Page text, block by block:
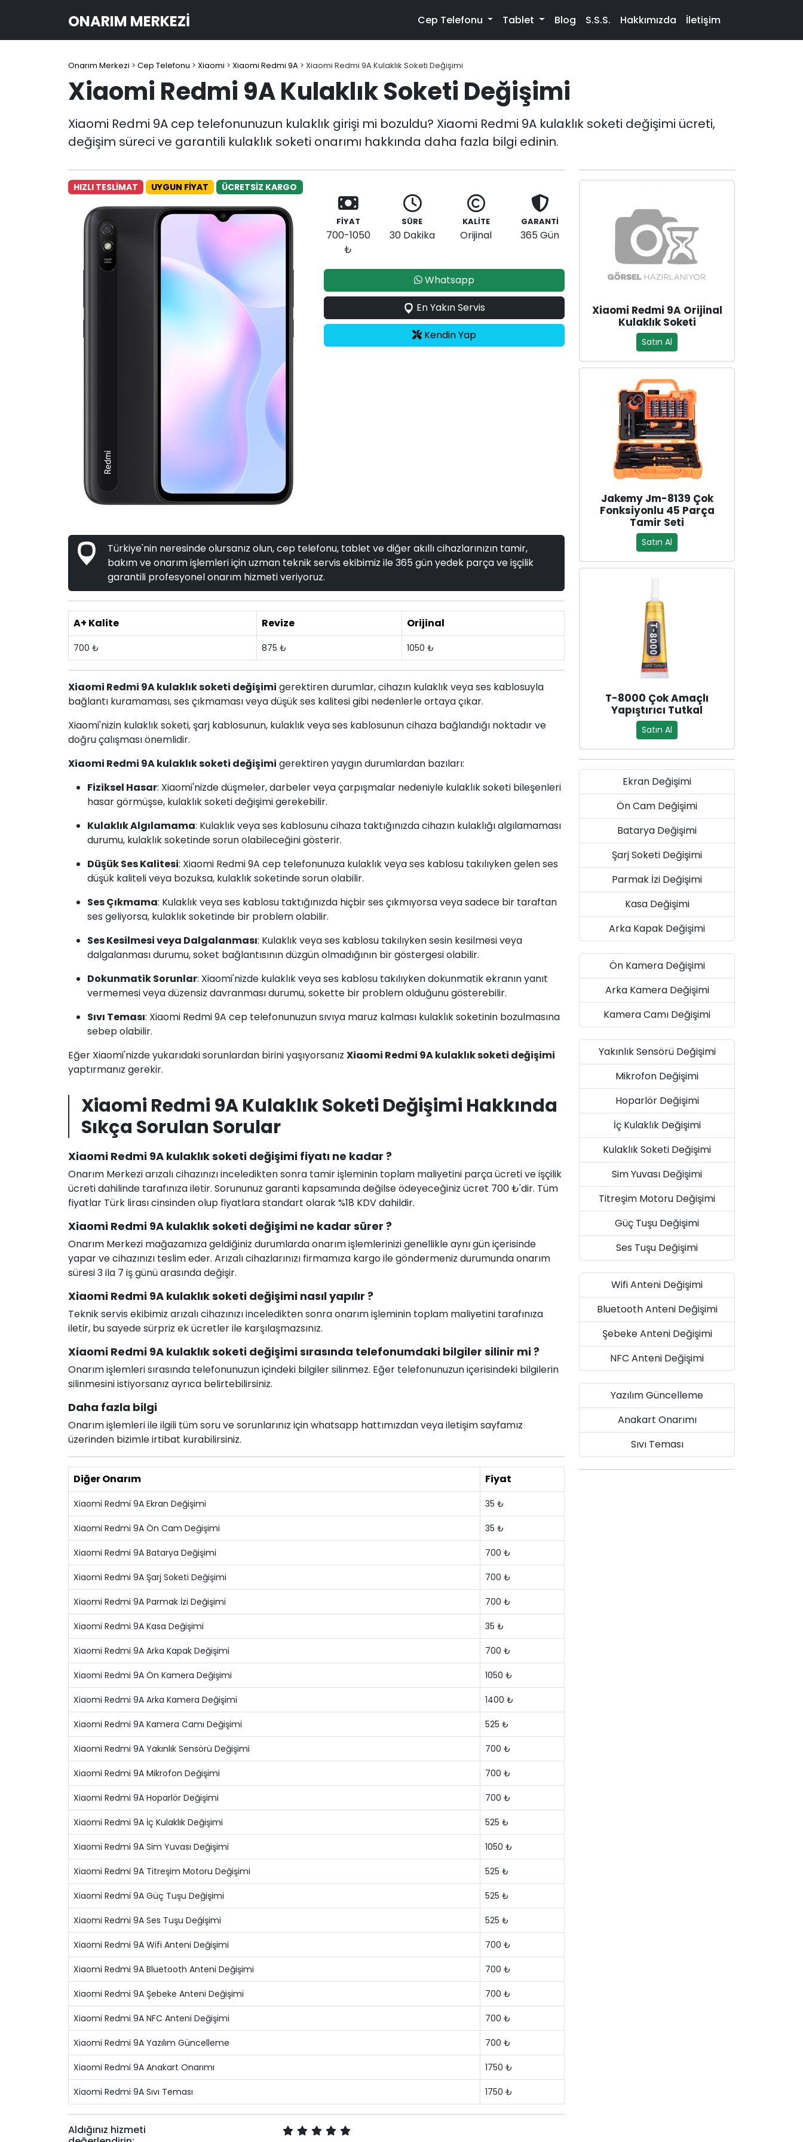
ONARIM MERKEZI Cep Telefonu Tablet Blog S.S.S. Hakkımızda İletişim
Onarım Merkezi > Cep Telefonu > Xiaomi > Xiaomi Redmi 9A > Xiaomi Redmi 9A Kulaklık Soketi Değişimi
Xiaomi Redmi 9A Kulaklık Soketi Değişimi
Xiaomi Redmi 9A cep telefonunuzun kulaklık girişi mi bozuldu? Xiaomi Redmi 9A kulaklık soketi değişimi ücreti,
değişim süreci ve garantili kulaklık soketi onarımı hakkında daha fazla bilgi edinin.
HIZLI TESLİMAT UYGUN FİYAT ÜCRETSİZ KARGO
FİYAT
700-1050
₺
SÜRE
30 Dakika
KALİTE
Orijinal
GARANTİ
365 Gün
Whatsapp
En Yakın Servis
Kendin Yap
Türkiye'nin neresinde olursanız olun, cep telefonu, tablet ve diğer akıllı cihazlarınızın tamir,
bakım ve onarım işlemleri için uzman teknik servis ekibimiz ile 365 gün yedek parça ve işçilik
garantili profesyonel onarım hizmeti veriyoruz.
A+ Kalite Revize Orijinal
700 ₺ 875 ₺ 1050 ₺
Xiaomi Redmi 9A kulaklık soketi değişimi gerektiren durumlar, cihazın kulaklık veya ses kablosuyla
bağlantı kuramaması, ses çıkmaması veya düşük ses kalitesi gibi nedenlerle ortaya çıkar.
Xiaomi'nizin kulaklık soketi, şarj kablosunun, kulaklık veya ses kablosunun cihaza bağlandığı noktadır ve
doğru çalışması önemlidir.
Xiaomi Redmi 9A kulaklık soketi değişimi gerektiren yaygın durumlardan bazıları:
Fiziksel Hasar: Xiaomi'nizde düşmeler, darbeler veya çarpışmalar nedeniyle kulaklık soketi bileşenleri
hasar görmüşse, kulaklık soketi değişimi gerekebilir.
Kulaklık Algılamama: Kulaklık veya ses kablosunu cihaza taktığınızda cihazın kulaklığı algılamaması
durumu, kulaklık soketinde sorun olabileceğini gösterir.
Düşük Ses Kalitesi: Xiaomi Redmi 9A cep telefonunuza kulaklık veya ses kablosu takılıyken gelen ses
düşük kaliteli veya bozuksa, kulaklık soketinde sorun olabilir.
Ses Çıkmama: Kulaklık veya ses kablosu taktığınızda hiçbir ses çıkmıyorsa veya sadece bir taraftan
ses geliyorsa, kulaklık soketinde bir problem olabilir.
Ses Kesilmesi veya Dalgalanması: Kulaklık veya ses kablosu takılıyken sesin kesilmesi veya
dalgalanması durumu, soket bağlantısının düzgün olmadığının bir göstergesi olabilir.
Dokunmatik Sorunlar: Xiaomi'nizde kulaklık veya ses kablosu takılıyken dokunmatik ekranın yanıt
vermemesi veya düzensiz davranması durumu, sokette bir problem olduğunu gösterebilir.
Sıvı Teması: Xiaomi Redmi 9A cep telefonunuzun sıvıya maruz kalması kulaklık soketinin bozulmasına
sebep olabilir.
Eğer Xiaomi'nizde yukarıdaki sorunlardan birini yaşıyorsanız Xiaomi Redmi 9A kulaklık soketi değişimi
yaptırmanız gerekir.
Xiaomi Redmi 9A Kulaklık Soketi Değişimi Hakkında
Sıkça Sorulan Sorular
Xiaomi Redmi 9A kulaklık soketi değişimi fiyatı ne kadar ?
Onarım Merkezi arızalı cihazınızı inceledikten sonra tamir işleminin toplam maliyetini parça ücreti ve işçilik
ücreti dahilinde tarafınıza iletir. Sorununuz garanti kapsamında değilse ödeyeceğiniz ücret 700 ₺'dir. Tüm
fiyatlar Türk lirası cinsinden olup fiyatlara standart olarak %18 KDV dahildir.
Xiaomi Redmi 9A kulaklık soketi değişimi ne kadar sürer ?
Onarım Merkezi mağazamıza geldiğiniz durumlarda onarım işlemlerinizi genellikle aynı gün içerisinde
yapar ve cihazınızı teslim eder. Arızalı cihazlarınızı firmamıza kargo ile göndermeniz durumunda onarım
süresi 3 ila 7 iş günü arasında değişir.
Xiaomi Redmi 9A kulaklık soketi değişimi nasıl yapılır ?
Teknik servis ekibimiz arızalı cihazınızı inceledikten sonra onarım işleminin toplam maliyetini tarafınıza
iletir, bu sayede sürpriz ek ücretler ile karşılaşmazsınız.
Xiaomi Redmi 9A kulaklık soketi değişimi sırasında telefonumdaki bilgiler silinir mi ?
Onarım işlemleri sırasında telefonunuzun içindeki bilgiler silinmez. Eğer telefonunuzun içerisindeki bilgilerin
silinmesini istiyorsanız ayrıca belirtebilirsiniz.
Daha fazla bilgi
Onarım işlemleri ile ilgili tüm soru ve sorunlarınız için whatsapp hattımızdan veya iletişim sayfamız
üzerinden bizimle irtibat kurabilirsiniz.
Diğer Onarım Fiyat
Xiaomi Redmi 9A Ekran Değişimi 35 ₺
Xiaomi Redmi 9A Ön Cam Değişimi 35 ₺
Xiaomi Redmi 9A Batarya Değişimi 700 ₺
Xiaomi Redmi 9A Şarj Soketi Değişimi 700 ₺
Xiaomi Redmi 9A Parmak İzi Değişimi 700 ₺
Xiaomi Redmi 9A Kasa Değişimi 35 ₺
Xiaomi Redmi 9A Arka Kapak Değişimi 700 ₺
Xiaomi Redmi 9A Ön Kamera Değişimi 1050 ₺
Xiaomi Redmi 9A Arka Kamera Değişimi 1400 ₺
Xiaomi Redmi 9A Kamera Camı Değişimi 525 ₺
Xiaomi Redmi 9A Yakınlık Sensörü Değişimi 700 ₺
Xiaomi Redmi 9A Mikrofon Değişimi 700 ₺
Xiaomi Redmi 9A Hoparlör Değişimi 700 ₺
Xiaomi Redmi 9A İç Kulaklık Değişimi 525 ₺
Xiaomi Redmi 9A Sim Yuvası Değişimi 1050 ₺
Xiaomi Redmi 9A Titreşim Motoru Değişimi 525 ₺
Xiaomi Redmi 9A Güç Tuşu Değişimi 525 ₺
Xiaomi Redmi 9A Ses Tuşu Değişimi 525 ₺
Xiaomi Redmi 9A Wifi Anteni Değişimi 700 ₺
Xiaomi Redmi 9A Bluetooth Anteni Değişimi 700 ₺
Xiaomi Redmi 9A Şebeke Anteni Değişimi 700 ₺
Xiaomi Redmi 9A NFC Anteni Değişimi 700 ₺
Xiaomi Redmi 9A Yazılım Güncelleme 700 ₺
Xiaomi Redmi 9A Anakart Onarımı 1750 ₺
Xiaomi Redmi 9A Sıvı Teması 1750 ₺
Aldığınız hizmeti
Xiaomi Redmi 9A Orijinal
Kulaklık Soketi
Satın Al
Jakemy Jm-8139 Çok
Fonksiyonlu 45 Parça
Tamir Seti
Satın Al
T-8000 Çok Amaçlı
Yapıştırıcı Tutkal
Satın Al
Ekran Değişimi
Ön Cam Değişimi
Batarya Değişimi
Şarj Soketi Değişimi
Parmak İzi Değişimi
Kasa Değişimi
Arka Kapak Değişimi
Ön Kamera Değişimi
Arka Kamera Değişimi
Kamera Camı Değişimi
Yakınlık Sensörü Değişimi
Mikrofon Değişimi
Hoparlör Değişimi
İç Kulaklık Değişimi
Kulaklık Soketi Değişimi
Sim Yuvası Değişimi
Titreşim Motoru Değişimi
Güç Tuşu Değişimi
Ses Tuşu Değişimi
Wifi Anteni Değişimi
Bluetooth Anteni Değişimi
Şebeke Anteni Değişimi
NFC Anteni Değişimi
Yazılım Güncelleme
Anakart Onarımı
Sıvı Teması